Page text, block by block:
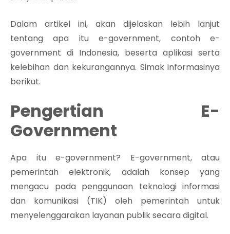
Dalam artikel ini, akan dijelaskan lebih lanjut
tentang apa itu e-government, contoh e-
government di Indonesia, beserta aplikasi serta
kelebihan dan kekurangannya. Simak informasinya
berikut.
Pengertian E-
Government
Apa itu e-government? E-government, atau
pemerintah elektronik, adalah konsep yang
mengacu pada penggunaan teknologi informasi
dan komunikasi (TIK) oleh pemerintah untuk
menyelenggarakan layanan publik secara digital.